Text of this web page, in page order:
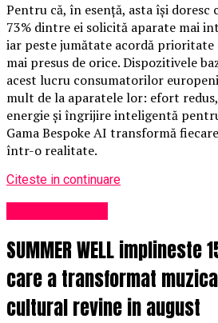
Pentru că, în esență, asta își doresc
73% dintre ei solicită aparate mai
iar peste jumătate acordă
mai presus de orice. Dispozitivele
acest lucru consumatorilor
mult de la aparatele lor: efort
energie și îngrijire inteligentă
Gama Bespoke AI transformă
într-o realitate.
Citeste in continuare
SUMMER WELL implineste
care a transformat
cultural revine in august